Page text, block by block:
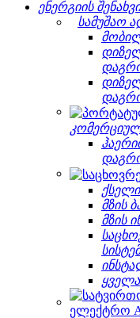
ენერგიის
სამუშაო
მზის
მზის